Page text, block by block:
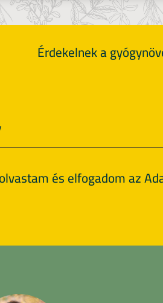
Érdekelnek a
és elfogadom az